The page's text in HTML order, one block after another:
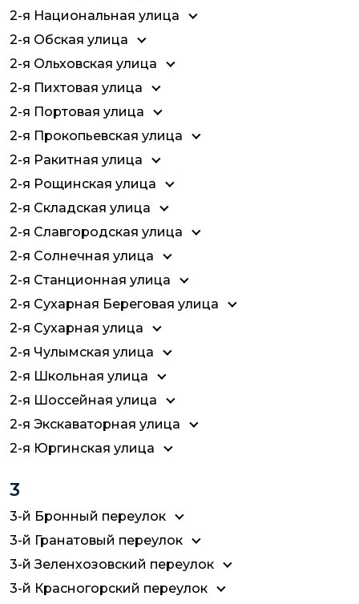
2-я Национальная улица
2-я Обская улица
2-я Ольховская улица
2-я Пихтовая улица
2-я Портовая улица
2-я Прокопьевская улица
2-я Ракитная улица
2-я Рощинская улица
2-я Складская улица
2-я Славгородская улица
2-я Солнечная улица
2-я Станционная улица
2-я Сухарная Береговая улица
2-я Сухарная улица
2-я Чулымская улица
2-я Школьная улица
2-я Шоссейная улица
2-я Экскаваторная улица
2-я Юргинская улица
3
3-й Бронный переулок
3-й Гранатовый переулок
3-й Зеленхозовский переулок
3-й Красногорский переулок